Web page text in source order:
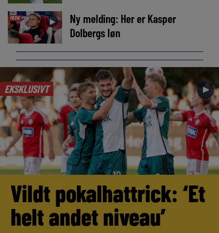
MEDIE ►
Ny melding: Her er Kasper
Dolbergs løn
EKSKLUSIVT ►
Vildt pokalhattrick: ‘Et
helt andet niveau’